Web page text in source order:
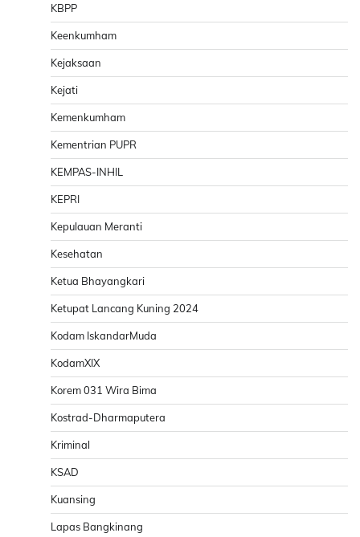
KBPP
Keenkumham
Kejaksaan
Kejati
Kemenkumham
Kementrian PUPR
KEMPAS-INHIL
KEPRI
Kepulauan Meranti
Kesehatan
Ketua Bhayangkari
Ketupat Lancang Kuning 2024
Kodam IskandarMuda
KodamXIX
Korem 031 Wira Bima
Kostrad-Dharmaputera
Kriminal
KSAD
Kuansing
Lapas Bangkinang